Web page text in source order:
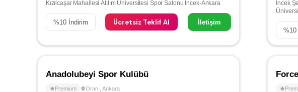
Kızılcaşar Mahallesi Atılım Üniversitesi Spor Salonu İncek-Ankara
%10İndirim Ücretsiz Teklif Al İletişim
İncek
%10
Anadolubeyi Spor Kulübü
Premium Oran Ankara